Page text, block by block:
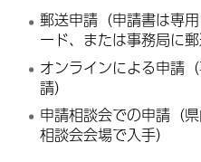
郵送申請（申請書は専
ード、または事務局に郵
オンラインによる申請
請）
申請相談会での申請（
相談会会場で入手）